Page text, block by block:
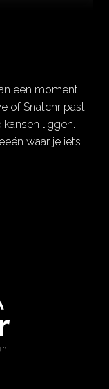
een moment
of Snatchr past
kansen liggen.
waar je iets